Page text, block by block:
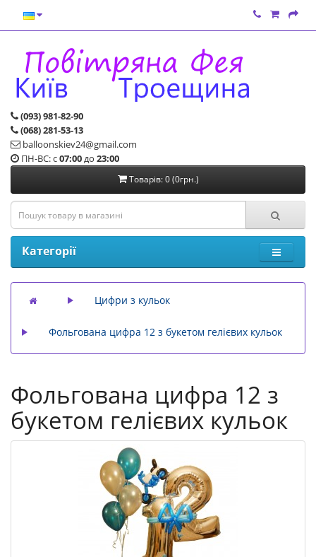
(093) 981-82-90
(068) 281-53-13
balloonskiev24@gmail.com
ПН-ВС: с07:00до 23:00
Товарів: 0 (0грн.)
Категорії
Цифри з кульок
Фольгована цифра 12 з букетом гелієвих кульок
Фольгована цифра 12 з
букетом гелієвих кульок